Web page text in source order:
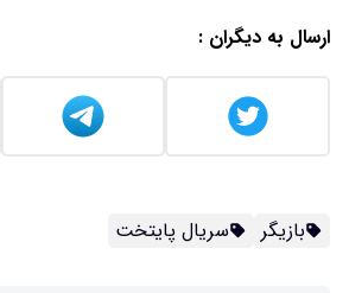
ارسال به دیگران :
بازیگر سریال پایتخت